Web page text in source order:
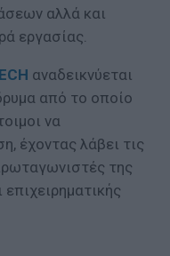
αλλά και
εργασίας.
αναδεικνύεται
από το οποίο
να
έχοντας λάβει τις
της